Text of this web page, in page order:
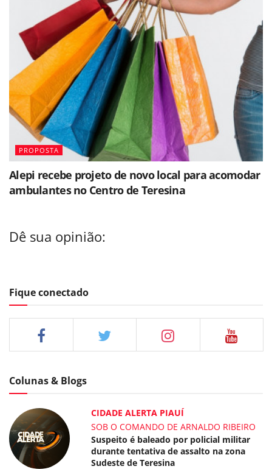
PROPOSTA
Alepi recebe projeto de novo local para acomodar
ambulantes no Centro de Teresina
Dê sua opinião:
Fique conectado
Colunas & Blogs
CIDADE ALERTA PIAUÍ
SOB O COMANDO DE ARNALDO RIBEIRO
Suspeito é baleado por policial militar
durante tentativa de assalto na zona
Sudeste de Teresina